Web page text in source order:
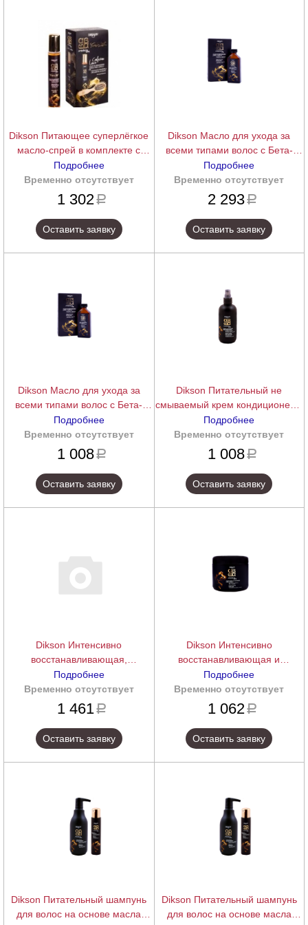
Dikson Питающее суперлёгкое
масло-спрей в комплекте с
брашингом ARGABETA BEAUTY
OILO LIGHT, 100 мл.подробнее
Подробнее
Временно отсутствует
1 302 a
Оставить заявку
Dikson Масло для ухода за
всеми типами волос с Бета-
каротином и маслом Аргана
ARGABETA OIL, 100 мл.
подробнее
Подробнее
Временно отсутствует
2 293a
Оставить заявку
Dikson Масло для ухода за
всеми типами волос с Бета-
каротином и маслом Аргана
ARGABETA OIL, 30 мл.подробнее
Подробнее
Временно отсутствует
1 008a
Оставить заявку
Dikson Питательный не
смываемый крем кондиционер с
запатентованным комплексом
«Hairdensyl» ArgaBeta beauty
cream for curly hair, 150 мл.
подробнее
Подробнее
Временно отсутствует
1 008a
Оставить заявку
Dikson Интенсивно
восстанавливающая,
питательная маска с маслом
Арганы и Бета-каротином
ArgaBeta beauty mask, 500 мл.
подробнее
Подробнее
Временно отсутствует
1 461a
Оставить заявку
Dikson Интенсивно
восстанавливающая и
питательная маска с маслом
Арганы и Бета-каротином
ArgaBeta beauty mask, 250 мл.
подробнее
Подробнее
Временно отсутствует
1 062 a
Оставить заявку
Dikson Питательный шампунь
для волос на основе масла
Dikson Питательный шампунь
для волос на основе масла